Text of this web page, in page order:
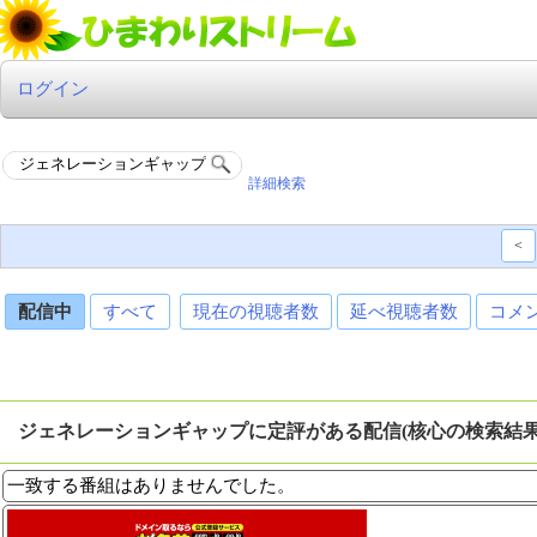
ログイン
詳細検索
<
配信中 すべて 現在の視聴者数 延べ視聴者数 コメ
ジェネレーションギャップに定評がある配信(核心の検索
一致する番組はありませんでした。